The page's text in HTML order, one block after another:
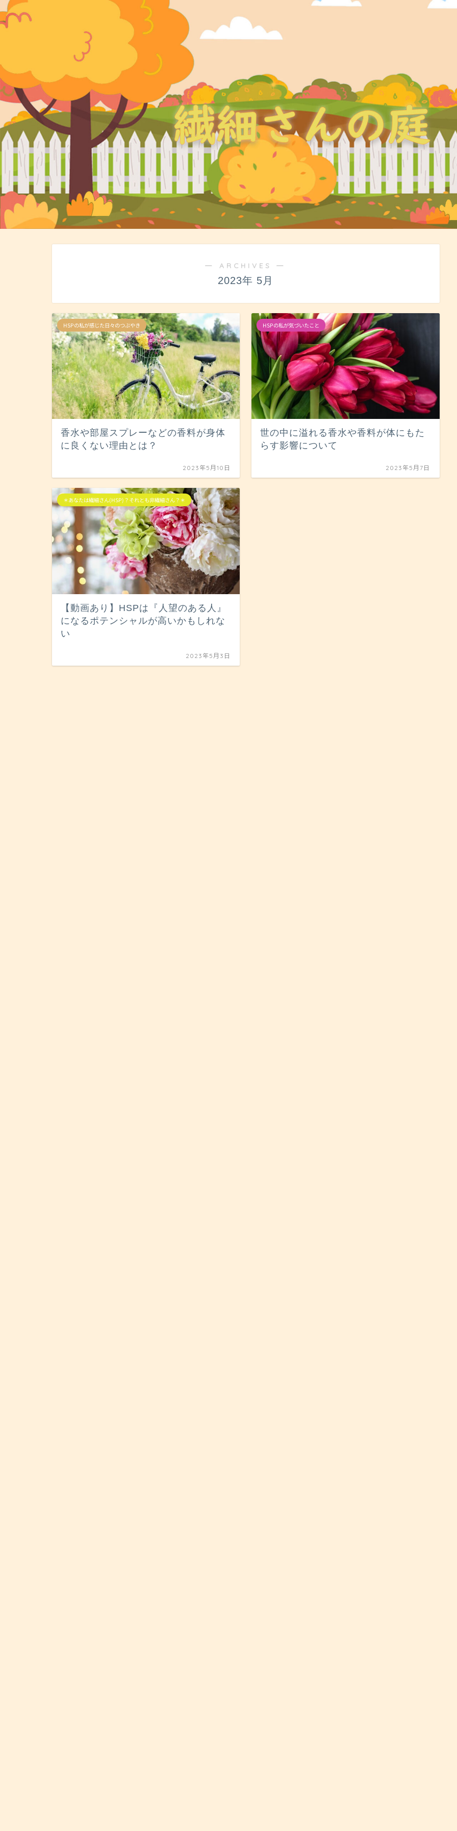
― ARCHIVES ―
2023年 5月
HSPの私が感じた日々のつぶやき
香水や部屋スプレーなどの香料が身体
に良くない理由とは？
2023年5月10日
HSPの私が気づいたこと
世の中に溢れる香水や香料が体にもた
らす影響について
2023年5月7日
＊あなたは繊細さん(HSP)？それとも非繊細さん？＊
【動画あり】HSPは『人望のある人』
になるポテンシャルが高いかもしれな
い
2023年5月3日